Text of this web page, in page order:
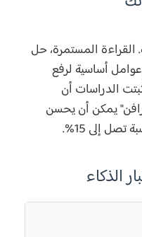
القراءة المستمرة، حل
عوامل أساسية لرفع
الدراسات أن
يمكن أن يحسن
إلى 15%.
الذكاء